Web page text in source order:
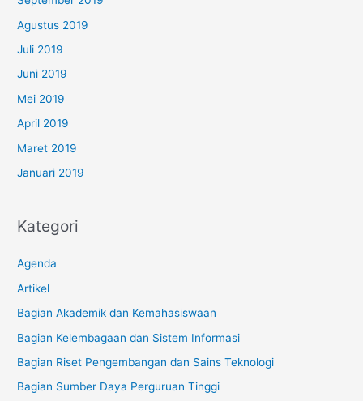
Agustus 2019
Juli 2019
Juni 2019
Mei 2019
April 2019
Maret 2019
Januari 2019
Kategori
Agenda
Artikel
Bagian Akademik dan Kemahasiswaan
Bagian Kelembagaan dan Sistem Informasi
Bagian Riset Pengembangan dan Sains Teknologi
Bagian Sumber Daya Perguruan Tinggi